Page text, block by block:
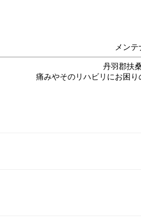
メン
丹羽郡扶
痛みやそのリハビリにお困り